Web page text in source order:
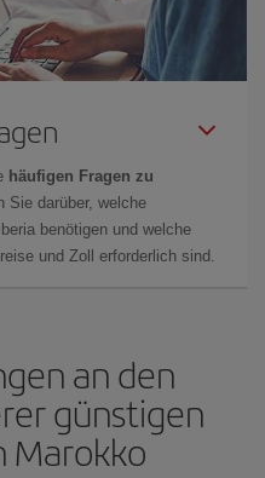
häufigen Fragen zu
Sie darüber, welche
benötigen und welche
und Zoll erforderlich sind.
an den
günstigen
Marokko